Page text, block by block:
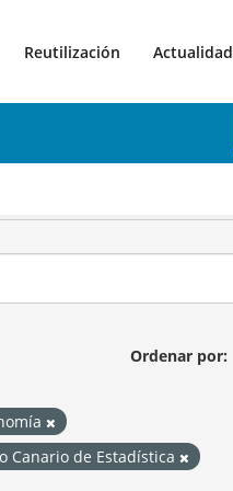
Reutilización Actualidad
Ordenar por
Canario de Estadística